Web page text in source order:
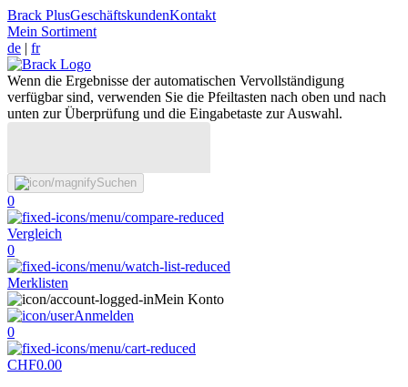
Brack PlusGeschäftskundenKontakt
Mein Sortiment
de | fr
Wenn die Ergebnisse der automatischen Vervollständigung
verfügbar sind, verwenden Sie die Pfeiltasten nach oben und nach
unten zur Überprüfung und die Eingabetaste zur Auswahl.
Suchen
0
Vergleich
0
Merklisten
Mein Konto
Anmelden
0
CHF0.00